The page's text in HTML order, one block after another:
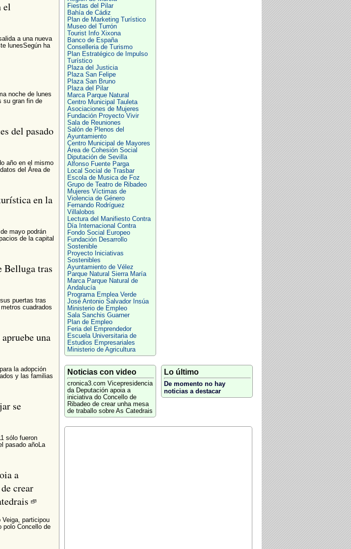
el
a una nueva
lunesSegún ha
noche de lunes
su gran fin de
del pasado
año en el mismo
del Área de
en la
mayo podrán
de la capital
Belluga tras
puertas tras
cuadrados
una
la adopción
y las familias
se
sólo fueron
pasado añoLa
a
crear
Veiga, participou
polo Concello de
Fiestas del Pilar
Bahía de Cádiz
Plan de Marketing Turístico
Museo del Turrón
Tourist Info Xixona
Banco de España
Conselleria de Turismo
Plan Estratégico de Impulso
Turístico
Plaza del Justicia
Plaza San Felipe
Plaza San Bruno
Plaza del Pilar
Marca Parque Natural
Centro Municipal Tauleta
Asociaciones de Mujeres
Fundación Proyecto Vivir
Sala de Reuniones
Salón de Plenos del
Ayuntamiento
Centro Municipal de Mayores
Área de Cohesión Social
Diputación de Sevilla
Alfonso Fuente Parga
Local Social de Trasbar
Escola de Musica de Foz
Grupo de Teatro de Ribadeo
Mujeres Víctimas de
Violencia de Género
Fernando Rodríguez
Villalobos
Lectura del Manifiesto Contra
Día Internacional Contra
Fondo Social Europeo
Fundación Desarrollo
Sostenible
Proyecto Iniciativas
Sostenibles
Ayuntamiento de Vélez
Parque Natural Sierra María
Marca Parque Natural de
Andalucía
Programa Emplea Verde
José Antonio Salvador Insúa
Ministerio de Empleo
Sala Sanchis Guarner
Plan de Empleo
Feria del Emprendedor
Escuela Universitaria de
Estudios Empresariales
Ministerio de Agricultura
Noticias con video
cronica3.com Vicepresidencia
da Deputación apoia a
iniciativa do Concello de
Ribadeo de crear unha mesa
de traballo sobre As Catedrais
Lo último
De momento no hay
noticias a destacar